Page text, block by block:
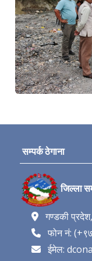
सम्पर्क ठेगाना
जिल्ला
गण्डकी
फोन नं:
ईमेल: